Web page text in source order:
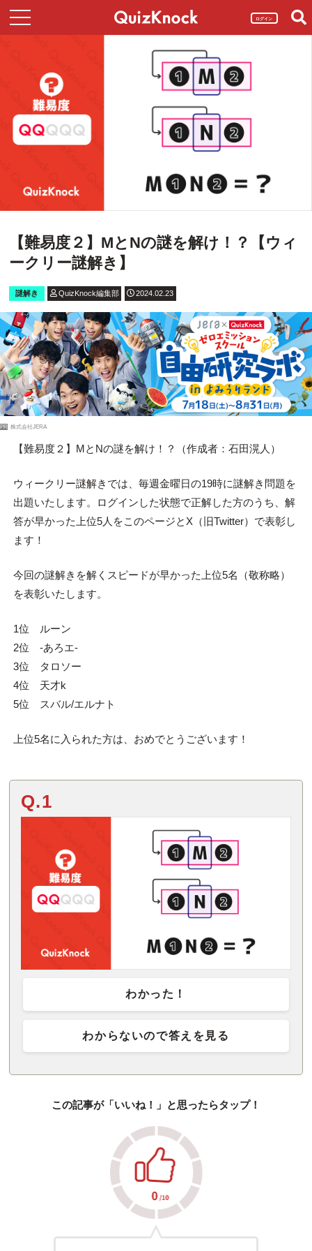
ログイン
【難易度２】MとNの謎を解け！？【ウィ
ークリー謎解き】
謎解き QuizKnock編集部 2024.02.23
PR 株式会社JERA
【難易度２】MとNの謎を解け！？（作成者：石田滉人）
ウィークリー謎解きでは、毎週金曜日の19時に謎解き問題を
出題いたします。ログインした状態で正解した方のうち、解
答が早かった上位5人をこのページとX（旧Twitter）で表彰し
ます！
今回の謎解きを解くスピードが早かった上位5名（敬称略）
を表彰いたします。
1位 ルーン
2位 -あろエ-
3位 タロソー
4位 天才k
5位 スバル/エルナト
上位5名に入られた方は、おめでとうございます！
Q.1
わかった！
わからないので答えを見る
この記事が「いいね！」と思ったらタップ！